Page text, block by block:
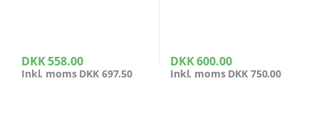
DKK558.00
Inkl. moms DKK 697.50
DKK600.00
Inkl. moms DKK 750.00